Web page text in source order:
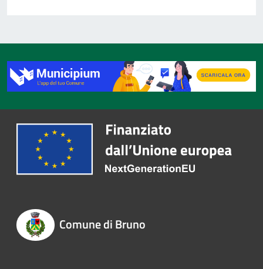
Comune di Bruno